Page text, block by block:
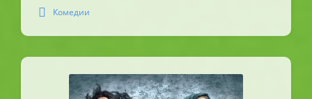
Комедии